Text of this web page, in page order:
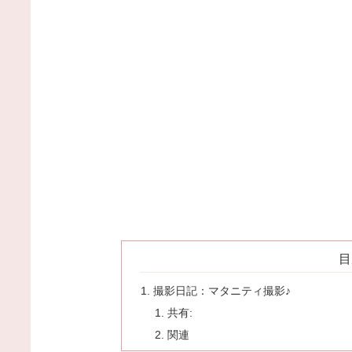
撮影日記：マタニティ撮影♪
共有:
関連